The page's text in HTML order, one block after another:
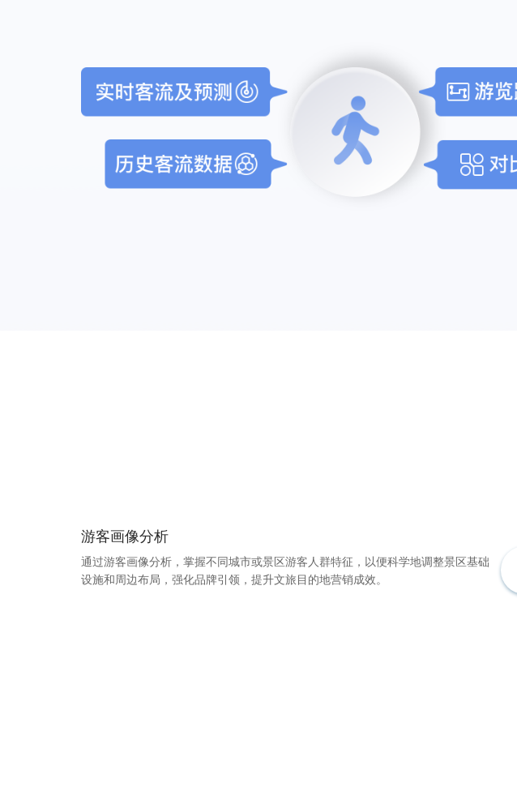
游客画像分析
通过游客画像分析，掌握不同城市或景区游客人群特征，以便科学地调整景区基础
设施和周边布局，强化品牌引领，提升文旅目的地营销成效。